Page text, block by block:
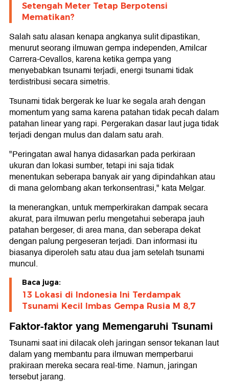
Setengah Meter Tetap Berpotensi
Mematikan?
Salah satu alasan kenapa angkanya sulit dipastikan,
menurut seorang ilmuwan gempa independen, Amilcar
Carrera-Cevallos, karena ketika gempa yang
menyebabkan tsunami terjadi, energi tsunami tidak
terdistribusi secara simetris.
Tsunami tidak bergerak ke luar ke segala arah dengan
momentum yang sama karena patahan tidak pecah dalam
patahan linear yang rapi. Pergerakan dasar laut juga tidak
terjadi dengan mulus dan dalam satu arah.
"Peringatan awal hanya didasarkan pada perkiraan
ukuran dan lokasi sumber, tetapi ini saja tidak
menentukan seberapa banyak air yang dipindahkan atau
di mana gelombang akan terkonsentrasi," kata Melgar.
Ia menerangkan, untuk memperkirakan dampak secara
akurat, para ilmuwan perlu mengetahui seberapa jauh
patahan bergeser, di area mana, dan seberapa dekat
dengan palung pergeseran terjadi. Dan informasi itu
biasanya diperoleh satu atau dua jam setelah tsunami
muncul.
Baca juga:
13 Lokasi di Indonesia Ini Terdampak
Tsunami Kecil Imbas Gempa Rusia M 8,7
Faktor-faktor yang Memengaruhi Tsunami
Tsunami saat ini dilacak oleh jaringan sensor tekanan laut
dalam yang membantu para ilmuwan memperbarui
prakiraan mereka secara real-time. Namun, jaringan
tersebut jarang.